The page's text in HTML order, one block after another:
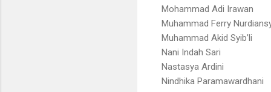
Mohammad Adi Irawan
Muhammad Ferry
Muhammad Akid Syib’li
Nani Indah Sari
Nastasya Ardini
Nindhika Paramawardhani